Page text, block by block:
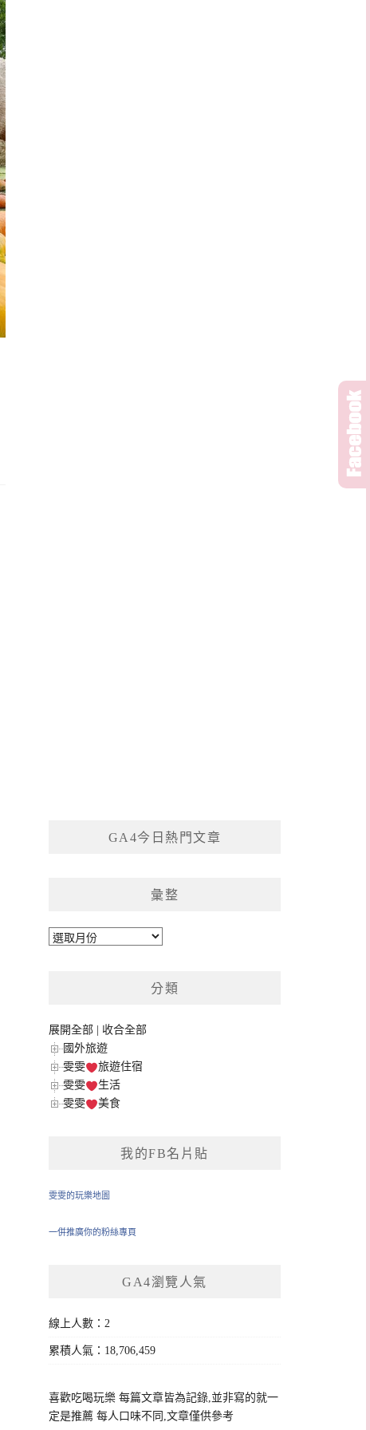
GA4今日熱門文章
彙整
彙
分類
展開全部
收合全部
國外旅遊
雯雯
旅遊住宿
雯雯
生活
雯雯
美食
我的FB名片貼
雯雯的玩樂地圖
一併推廣你的粉絲專頁
GA4瀏覽人氣
線上人數：2
累積人氣：18,706,459
喜歡吃喝玩樂 每篇文章皆為記錄,並非寫的就一
定是推薦 每人口味不同,文章僅供參考